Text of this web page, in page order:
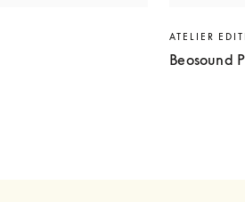
ATELIER
Beosound